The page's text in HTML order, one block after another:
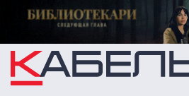
Перейти к основному содержанию